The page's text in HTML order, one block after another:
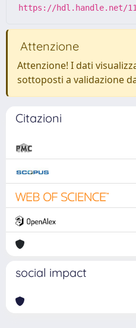
https://hdl.handle.net/
Attenzione
Attenzione! I dati
sottoposti a validazione
Citazioni
social impact